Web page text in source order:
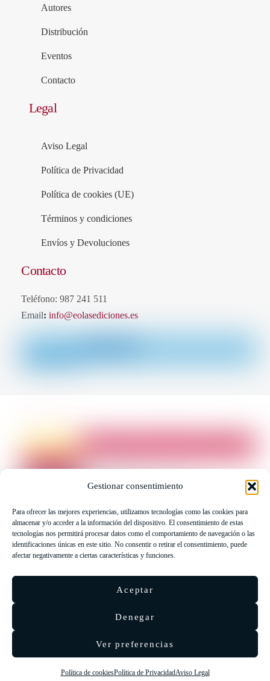
Gestionar consentimiento
Para ofrecer las mejores experiencias, utilizamos tecnologías como las cookies para
almacenar y/o acceder a la información del dispositivo. El consentimiento de estas
tecnologías nos permitirá procesar datos como el comportamiento de navegación o las
identificaciones únicas en este sitio. No consentir o retirar el consentimiento, puede
afectar negativamente a ciertas características y funciones.
Aceptar
Denegar
Ver preferencias
Política de cookiesPolítica de PrivacidadAviso Legal
Autores
Distribución
Eventos
Contacto
Legal
Aviso Legal
Política de Privacidad
Política de cookies (UE)
Términos y condiciones
Envíos y Devoluciones
Contacto
Teléfono: 987 241 511
Email:info@eolasediciones.es
LIBRERÍA UNIVERSITARIA LEÓN 1980 SLL ha sido
beneficiaria de Fondos Europeos, cuyo objetivo es la mejora de la
competitividad de las PYMES, y gracias al cual ha puesto en
Para ello ha contado con el apoyo del Programa Pyme Digital de la
Cámara de Comercio de León.
Eolas Ediciones2026 ·SEO & diseño webAgencia